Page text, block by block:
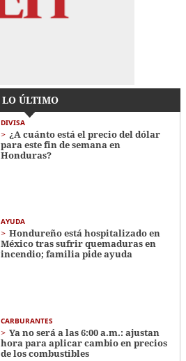
LO ÚLTIMO
DIVISA
¿A cuánto está el precio del dólar
para este fin de semana en
Honduras?
AYUDA
Hondureño está hospitalizado en
México tras sufrir quemaduras en
incendio; familia pide ayuda
CARBURANTES
Ya no será a las 6:00 a.m.: ajustan
hora para aplicar cambio en precios
de los combustibles